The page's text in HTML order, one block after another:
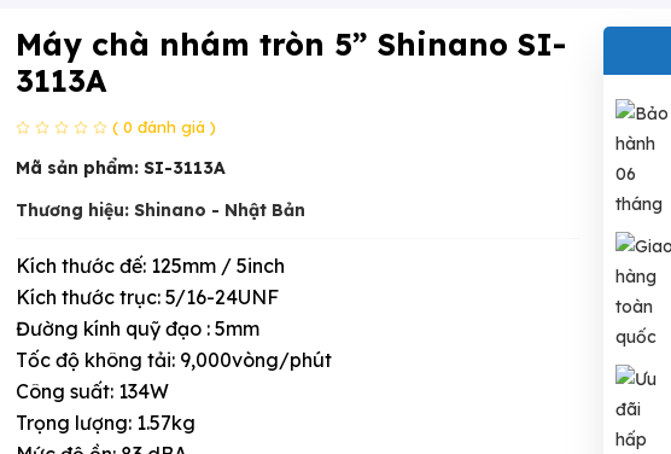
Máy chà nhám tròn 5” Shinano SI-
3113A
( 0 đánh giá )
Mã sản phẩm: SI-3113A
Thương hiệu: Shinano - Nhật Bản
Kích thước đế: 125mm / 5inch
Kích thước trục: 5/16-24UNF
Đường kính quỹ đạo : 5mm
Tốc độ không tải: 9,000vòng/phút
Công suất: 134W
Trọng lượng: 1.57kg